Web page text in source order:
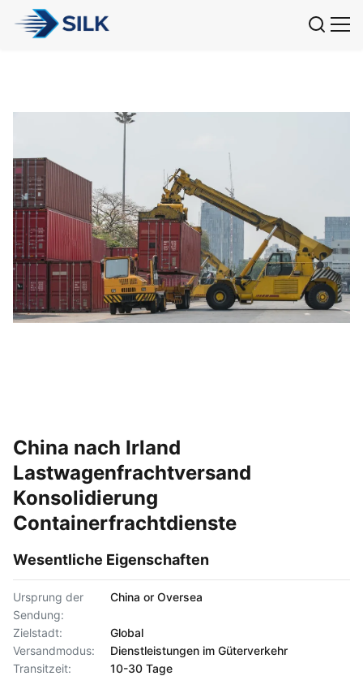
China nach Irland
Lastwagenfrachtversand
Konsolidierung
Containerfrachtdienste
Wesentliche Eigenschaften
Ursprung der
Sendung:
China or Oversea
Zielstadt:
Global
Versandmodus:
Dienstleistungen im Güterverkehr
Transitzeit:
10-30 Tage